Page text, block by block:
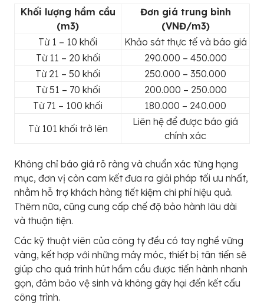
Khối lượng hầm cầu
(m3)
Đơn giá trung bình
(VNĐ/m3)
Từ 1 – 10 khối
Khảo sát thực tế và báo giá
Từ 11 – 20 khối
290.000 – 450.000
Từ 21 – 50 khối
250.000 – 350.000
Từ 51 – 70 khối
200.000 – 250.000
Từ 71 – 100 khối
180.000 – 240.000
Từ 101 khối trở lên
Liên hệ để được báo giá
chính xác
Không chỉ báo giá rõ ràng và chuẩn xác từng hạng
mục, đơn vị còn cam kết đưa ra giải pháp tối ưu nhất,
nhằm hỗ trợ khách hàng tiết kiệm chi phí hiệu quả.
Thêm nữa, cũng cung cấp chế độ bảo hành lâu dài
và thuận tiện.
Các kỹ thuật viên của công ty đều có tay nghề vững
vàng, kết hợp với những máy móc, thiết bị tân tiến sẽ
giúp cho quá trình hút hầm cầu được tiến hành nhanh
gọn, đảm bảo vệ sinh và không gây hại đến kết cấu
công trình.